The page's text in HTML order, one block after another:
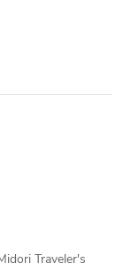
Traveler's